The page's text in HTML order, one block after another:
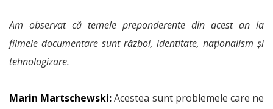
Am observat că temele preponderente din acest an la
filmele documentare sunt război, identitate, naționalism și
tehnologizare.
Marin Martschewski:Acestea sunt problemele care ne